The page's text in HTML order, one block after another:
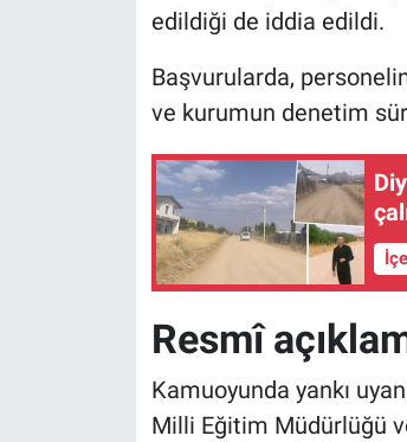
edildiği de iddia edildi.
Başvurularda,
ve kurumun denetim
Resmî
Kamuoyunda yankı
Milli Eğitim Müdürlüğü